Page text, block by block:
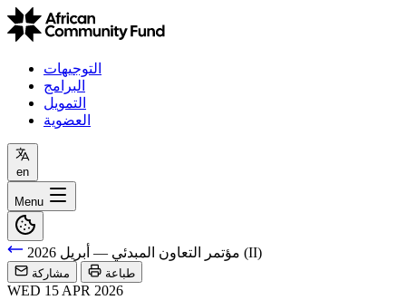
التوجيهات
البرامج
التمويل
العضوية
en
Menu
مؤتمر التعاون المبدئي — أبريل 2026 (II)
مشاركة طباعة
WED 15 APR 2026